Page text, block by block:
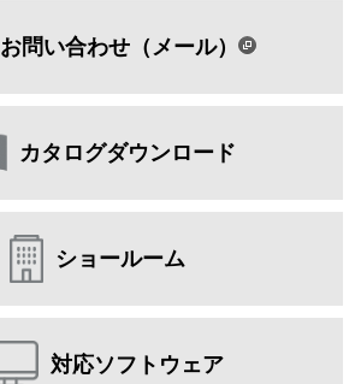
お問い合わせ（メール）
カタログダウンロード
ショールーム
対応ソフトウェア